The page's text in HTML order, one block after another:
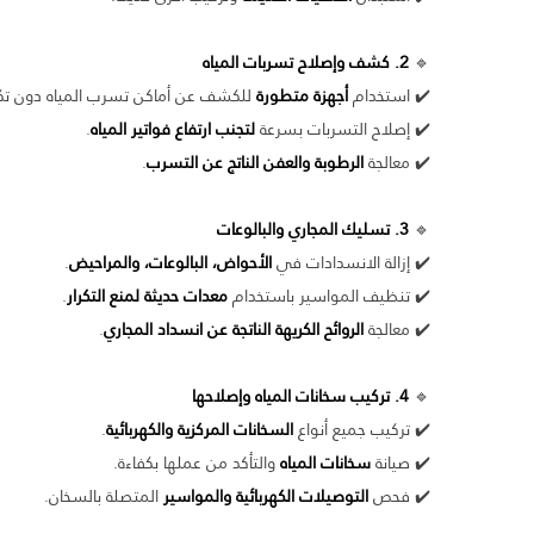
🔹 2. كشف وإصلاح تسربات المياه
✔️ استخدامأجهزة متطورةللكشف عن أماكن تسرب المياه دون
✔️ إصلاح التسربات بسرعةلتجنب ارتفاع فواتير المياه.
✔️ معالجةالرطوبة والعفن الناتج عن التسرب.
🔹 3. تسليك المجاري والبالوعات
✔️ إزالة الانسدادات فيالأحواض، البالوعات، والمراحيض.
✔️ تنظيف المواسير باستخداممعدات حديثة لمنع التكرار.
✔️ معالجةالروائح الكريهة الناتجة عن انسداد المجاري.
🔹 4. تركيب سخانات المياه وإصلاحها
✔️ تركيب جميع أنواعالسخانات المركزية والكهربائية.
✔️ صيانةسخانات المياهوالتأكد من عملها بكفاءة.
✔️ فحصالتوصيلات الكهربائية والمواسيرالمتصلة بالسخان.